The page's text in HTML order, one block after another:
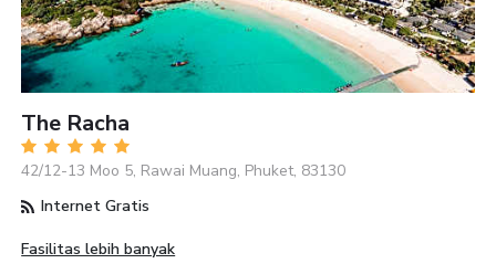
The Racha
42/12-13 Moo 5, Rawai Muang, Phuket, 83130
Internet Gratis
Fasilitas lebih banyak